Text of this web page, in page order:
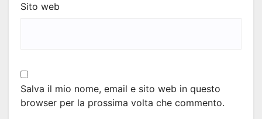
Sito web
Salva il mio nome, email e sito web in questo
browser per la prossima volta che commento.